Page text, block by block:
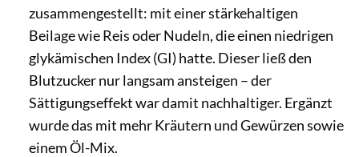
zusammengestellt: mit einer stärkehaltigen
Beilage wie Reis oder Nudeln, die einen niedrigen
glykämischen Index (GI) hatte. Dieser ließ den
Blutzucker nur langsam ansteigen – der
Sättigungseffekt war damit nachhaltiger. Ergänzt
wurde das mit mehr Kräutern und Gewürzen sowie
einem Öl-Mix.